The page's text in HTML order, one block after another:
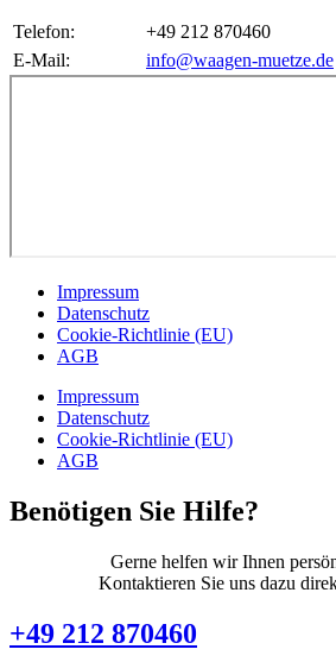
Telefon:
+49 212 870460
E-Mail:
info@waagen-muetze.de
Impressum
Datenschutz
Cookie-Richtlinie (EU)
AGB
Impressum
Datenschutz
Cookie-Richtlinie (EU)
AGB
Benötigen Sie Hilfe?
Gerne helfen wir Ihnen
Kontaktieren Sie uns dazu
+49 212 870460